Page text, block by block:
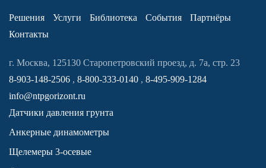
Решения Услуги Библиотека События
Партнёры
Контакты
г. Москва, 125130 Старопетровский проезд, д. 7а, стр. 23
8-903-148-2506 , 8-800-333-0140 , 8-495-909-1284
info@ntpgorizont.ru
Датчики давления грунта
Анкерные динамометры
Щелемеры 3-осевые